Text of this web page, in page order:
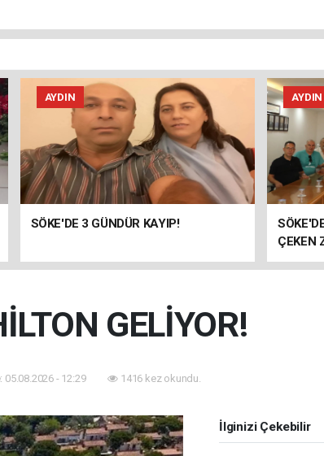
AYDIN
SÖKE'DE 3 GÜNDÜR KAYIP!
AYDIN
ÇEKEN
GELİYOR!
05.08.2026 - 12:29 1416 kez okundu.
İlginizi Çekebilir